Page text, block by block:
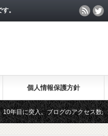
。
個人情報保護方針
ログのアクセス数が月間25万PV、
集中力が10倍アップする秘訣」は